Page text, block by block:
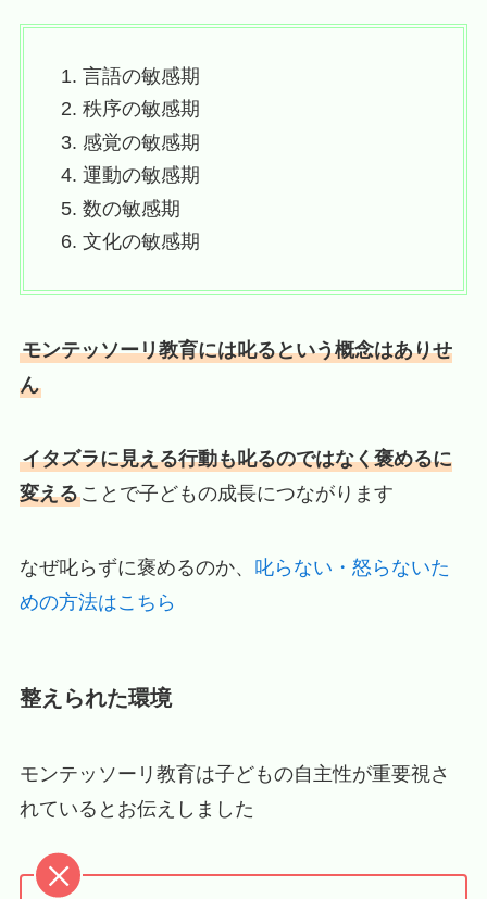
言語の敏感期
秩序の敏感期
感覚の敏感期
運動の敏感期
数の敏感期
文化の敏感期
モンテッソーリ教育には叱るという概念はありせ
ん
イタズラに見える行動も叱るのではなく褒めるに
変えることで子どもの成長につながります
なぜ叱らずに褒めるのか、 叱らない・怒らないた
めの方法はこちら
整えられた環境
モンテッソーリ教育は子どもの自主性が重要視さ
れているとお伝えしました